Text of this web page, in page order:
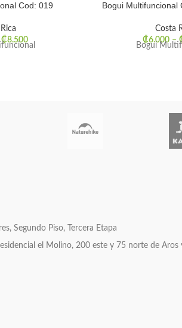
Cod: 019
₡8.500
Bogui Multifuncional
Costa
₡6.000 –
Bogui
Segundo Piso, Tercera Etapa
el Molino, 200 este y 75 norte de